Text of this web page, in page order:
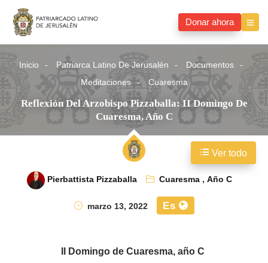
Donar ahora
Inicio Patriarca Latino De Jerusalén
Documentos
Meditaciones
Cuaresma
Reflexión Del Arzobispo Pizzaballa: II Domingo De
Cuaresma, Año C
Pierbattista Pizzaballa Cuaresma,Año C
marzo 13, 2022
Es
II Domingo de Cuaresma, año C
Ver todo